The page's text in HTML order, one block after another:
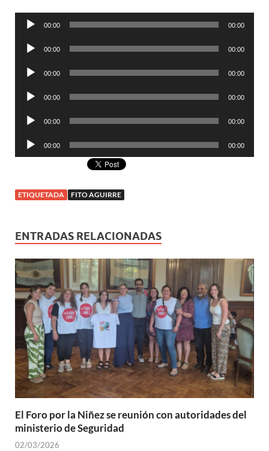
Reproductor
audio
00:00 00:00
Reproductor
audio
00:00 00:00
Reproductor
audio
00:00 00:00
Reproductor
audio
00:00 00:00
Reproductor
audio
00:00 00:00
Reproductor
de
00:00 00:00
ETIQUETADA FITO AGUIRRE
ENTRADAS RELACIONADAS
El Foro por la Niñez se reunión con autoridades del
ministerio de Seguridad
02/03/2026